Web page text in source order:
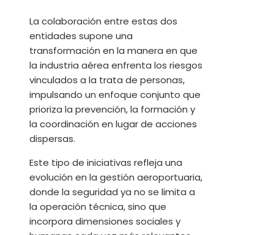
La colaboración entre estas dos
entidades supone una
transformación en la manera en que
la industria aérea enfrenta los riesgos
vinculados a la trata de personas,
impulsando un enfoque conjunto que
prioriza la prevención, la formación y
la coordinación en lugar de acciones
dispersas.
Este tipo de iniciativas refleja una
evolución en la gestión aeroportuaria,
donde la seguridad ya no se limita a
la operación técnica, sino que
incorpora dimensiones sociales y